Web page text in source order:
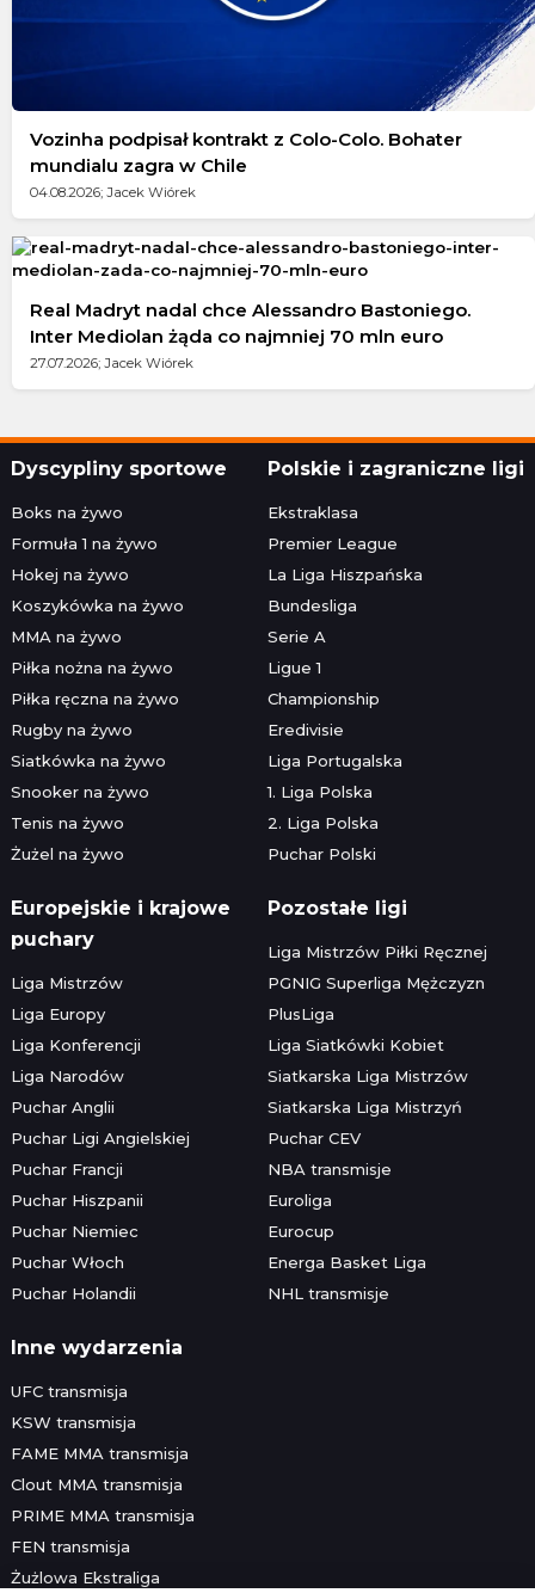
Vozinha podpisał kontrakt z Colo-Colo. Bohater
mundialu zagra w Chile
04.08.2026; Jacek Wiórek
Real Madryt nadal chce Alessandro Bastoniego.
Inter Mediolan żąda co najmniej 70 mln euro
27.07.2026; Jacek Wiórek
Dyscypliny sportowe
Boks na żywo
Formuła 1 na żywo
Hokej na żywo
Koszykówka na żywo
MMA na żywo
Piłka nożna na żywo
Piłka ręczna na żywo
Rugby na żywo
Siatkówka na żywo
Snooker na żywo
Tenis na żywo
Żużel na żywo
Polskie i zagraniczne ligi
Ekstraklasa
Premier League
La Liga Hiszpańska
Bundesliga
Serie A
Ligue 1
Championship
Eredivisie
Liga Portugalska
1. Liga Polska
2. Liga Polska
Puchar Polski
Europejskie i krajowe
puchary
Liga Mistrzów
Liga Europy
Liga Konferencji
Liga Narodów
Puchar Anglii
Puchar Ligi Angielskiej
Puchar Francji
Puchar Hiszpanii
Puchar Niemiec
Puchar Włoch
Puchar Holandii
Pozostałe ligi
Liga Mistrzów Piłki Ręcznej
PGNIG Superliga Mężczyzn
PlusLiga
Liga Siatkówki Kobiet
Siatkarska Liga Mistrzów
Siatkarska Liga Mistrzyń
Puchar CEV
NBA transmisje
Euroliga
Eurocup
Energa Basket Liga
NHL transmisje
Inne wydarzenia
UFC transmisja
KSW transmisja
FAME MMA transmisja
Clout MMA transmisja
PRIME MMA transmisja
FEN transmisja
Żużlowa Ekstraliga